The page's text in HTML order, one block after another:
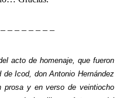
– – – – – – –
acto de homenaje, que fueron
Icod, don Antonio Hernández
prosa y en verso de veintiocho